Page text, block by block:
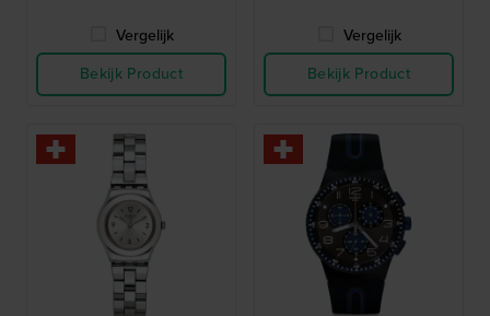
Vergelijk
Bekijk Product
Vergelijk
Bekijk Product